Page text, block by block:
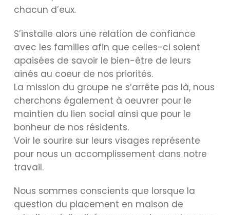
chacun d’eux.
S’installe alors une relation de confiance
avec les familles afin que celles-ci soient
apaisées de savoir le bien-être de leurs
ainés au coeur de nos priorités.
La mission du groupe ne s’arrête pas là, nous
cherchons également à oeuvrer pour le
maintien du lien social ainsi que pour le
bonheur de nos résidents.
Voir le sourire sur leurs visages représente
pour nous un accomplissement dans notre
travail.
Nous sommes conscients que lorsque la
question du placement en maison de